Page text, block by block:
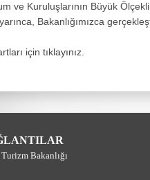
ve Kuruluşlarının Büyük
Bakanlığımızca
için tıklayınız.
Bakanlığı